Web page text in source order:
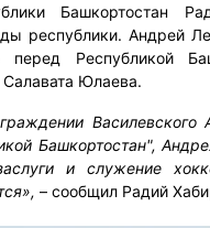
Башкортостан
республики. Андрей
Республикой
Юлаева.
Башкортостан",
и служение
– сообщил Радий